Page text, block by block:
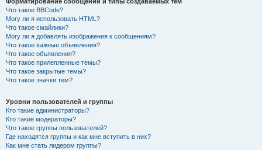
Что такое BBCode?
Могу ли я использовать HTML?
Что такое смайлики?
Могу ли я добавлять изображения к сообщениям?
Что такое важные объявления?
Что такое объявления?
Что такое прилепленные темы?
Что такое закрытые темы?
Что такое значки тем?
Уровни пользователей и группы
Кто такие администраторы?
Кто такие модераторы?
Что такое группы пользователей?
Где находятся группы и как мне вступить в них?
Как мне стать лидером группы?